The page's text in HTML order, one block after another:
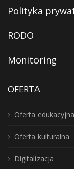
Polityka
RODO
Monitoring
OFERTA
Oferta edukacyjna
Oferta kulturalna
Digitalizacja